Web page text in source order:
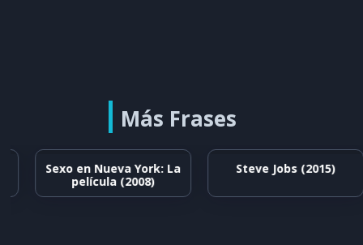
Más Frases
Sexo en Nueva York: La
película (2008)
Steve Jobs (2015)